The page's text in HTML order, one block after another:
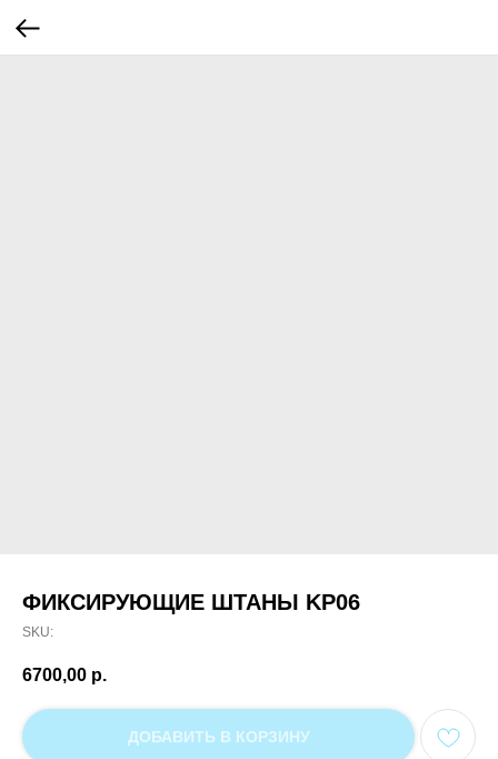
ФИКСИРУЮЩИЕ ШТАНЫ KP06
SKU:
6700,00 р.
ДОБАВИТЬ В КОРЗИНУ